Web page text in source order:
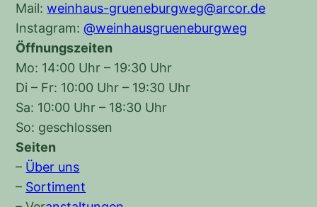
Mail:weinhaus-grueneburgweg@arcor.de
Instagram:@weinhausgrueneburgweg
Öffnungszeiten
Mo: 14:00 Uhr – 19:30 Uhr
Di – Fr: 10:00 Uhr – 19:30 Uhr
Sa: 10:00 Uhr – 18:30 Uhr
So: geschlossen
Seiten
– Über uns
– Sortiment